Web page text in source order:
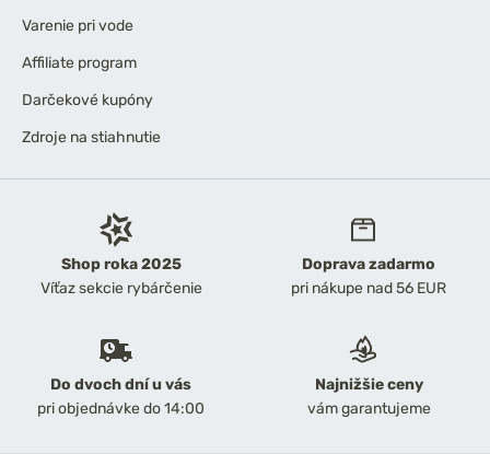
Shop roka 2025
Víťaz sekcie rybárčenie
Doprava zadarmo
pri nákupe nad 56 EUR
Do dvoch dní u vás
pri objednávke do 14:00
Najnižšie ceny
vám garantujeme
Varenie pri vode
Affiliate program
Darčekové kupóny
Zdroje na stiahnutie